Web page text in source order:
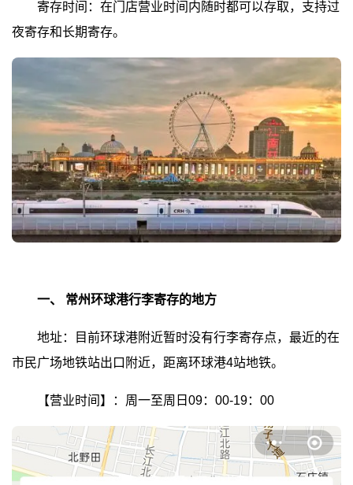
寄存时间：在门店营业时间内随时都可以存取，支持过
夜寄存和长期寄存。
一、 常州环球港行李寄存的地方
地址：目前环球港附近暂时没有行李寄存点，最近的在
市民广场地铁站出口附近，距离环球港4站地铁。
【营业时间】：周一至周日09：00-19：00